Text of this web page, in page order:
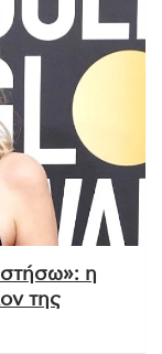
η
της